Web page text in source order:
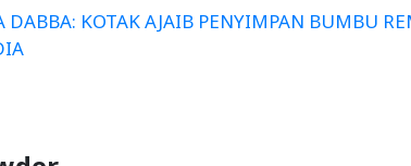
DABBA: KOTAK AJAIB PENYIMPAN BUMBU